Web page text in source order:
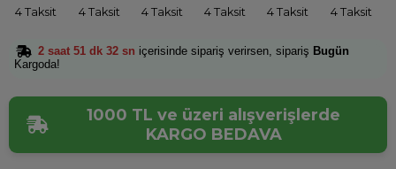
4 Taksit 4 Taksit 4 Taksit 4 Taksit 4 Taksit 4 Taksit
2 saat 51 dk 32 sn içerisinde sipariş verirsen, sipariş Bugün
Kargoda!
1000 TL ve üzeri alışverişlerde
KARGO BEDAVA